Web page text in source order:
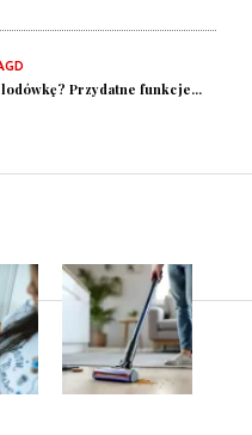
Przydatne funkcje...